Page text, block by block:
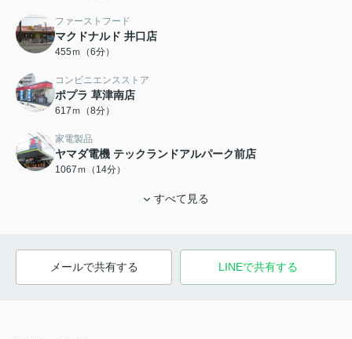
ファーストフード
マクドナルド 井口店
455ｍ（6分）
コンビニエンスストア
ポプラ 草津南店
617ｍ（8分）
家電製品
ヤマダ電機 テックランドアルパーク前店
1067ｍ（14分）
すべて見る
メールで共有する LINEで共有する